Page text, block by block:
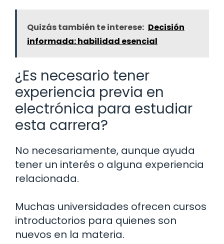
Quizás también te interese: Decisión
informada: habilidad esencial
¿Es necesario tener
experiencia previa en
electrónica para estudiar
esta carrera?
No necesariamente, aunque ayuda
tener un interés o alguna experiencia
relacionada.
Muchas universidades ofrecen cursos
introductorios para quienes son
nuevos en la materia.